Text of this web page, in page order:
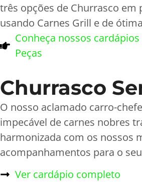
três opções de Churrasco em
usando Carnes Grill e de
Conheça nossos
Peças
Churrasco
O nosso aclamado carro-
impecável de carnes nobres
harmonizada com os nossos
acompanhamentos para o
Ver cardápio completo